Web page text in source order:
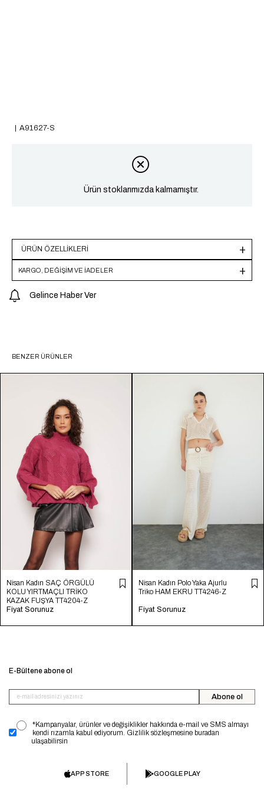
A91627-S
Ürün stoklarımızda kalmamıştır.
ÜRÜN ÖZELLIKLERI
KARGO, DEĞİŞİM VE İADELER
Gelince Haber Ver
BENZER ÜRÜNLER
Nisan Kadın SAÇ ÖRGÜLÜ
KOLU YIRTMAÇLI TRİKO
KAZAK FUŞYA TT4204-Z
Fiyat Sorunuz
Nisan Kadın Polo Yaka Ajurlu
Triko HAM EKRU TT4246-Z
Fiyat Sorunuz
E-Bültene abone ol
Abone ol
*Kampanyalar, ürünler ve değişiklikler hakkında e-mail ve SMS almayı
kendi rızamla kabul ediyorum. Gizlilik sözleşmesine buradan
ulaşabilirsin
APP STORE GOOGLE PLAY